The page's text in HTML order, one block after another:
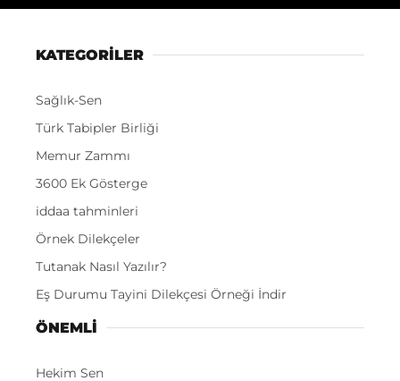
KATEGORİLER
Sağlık-Sen
Türk Tabipler Birliği
Memur Zammı
3600 Ek Gösterge
iddaa tahminleri
Örnek Dilekçeler
Tutanak Nasıl Yazılır?
Eş Durumu Tayini Dilekçesi Örneği İndir
ÖNEMLI
Hekim Sen